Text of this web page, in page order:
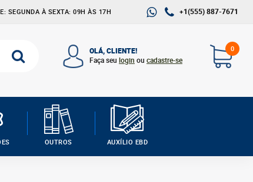
+1(555) 887-7671
SEGUNDA À SEXTA: 09H ÀS 17H
0
OLÁ, CLIENTE!
Faça seu login ou cadastre-se
OUTROS AUXÍLIO EBD